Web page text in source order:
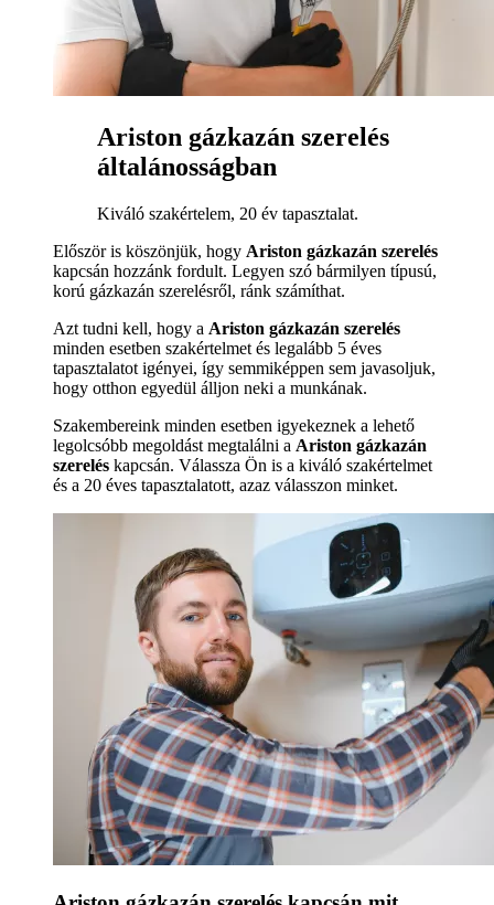
Ariston gázkazán szerelés
általánosságban
Kiváló szakértelem, 20 év tapasztalat.
Először is köszönjük, hogy Ariston gázkazán szerelés
kapcsán hozzánk fordult. Legyen szó bármilyen típusú,
korú gázkazán szerelésről, ránk számíthat.
Azt tudni kell, hogy a Ariston gázkazán szerelés
minden esetben szakértelmet és legalább 5 éves
tapasztalatot igényei, így semmiképpen sem javasoljuk,
hogy otthon egyedül álljon neki a munkának.
Szakembereink minden esetben igyekeznek a lehető
legolcsóbb megoldást megtalálni a Ariston gázkazán
szerelés kapcsán. Válassza Ön is a kiváló szakértelmet
és a 20 éves tapasztalatott, azaz válasszon minket.